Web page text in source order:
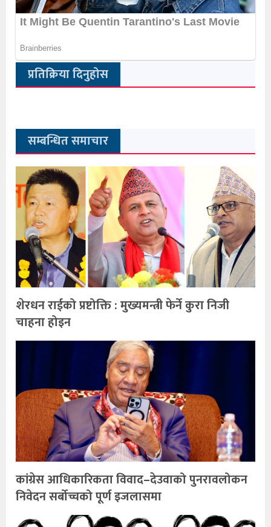
प्रतिक्रिया दिनुहोस
सम्बन्धित समाचार
शेरधन राईको प्रष्टोक्ति : मुख्यमन्त्री फेर्ने कुरा निजी
चाहना होइन
कांग्रेस आधिकारिकता विवाद–देउवाको पुनरावलोकन
निवेदन सर्बोच्चको पूर्ण इजलासमा